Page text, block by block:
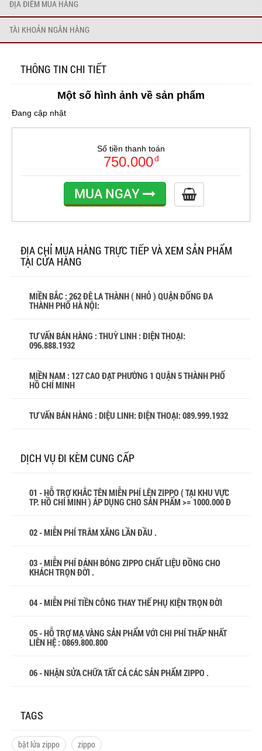
ĐỊA ĐIỂM MUA HÀNG
TÀI KHOẢN NGÂN HÀNG
THÔNG TIN CHI TIẾT
Một số hình ảnh về sản phẩm
Đang cập nhật
Số tiền thanh toán
750.000đ
MUA NGAY
ĐỊA CHỈ MUA HÀNG TRỰC TIẾP VÀ XEM SẢN PHẨM
TẠI CỬA HÀNG
MIỀN BẮC : 262 ĐÊ LA THÀNH ( NHỎ ) QUẬN ĐỐNG ĐA
THÀNH PHỐ HÀ NỘI:
TƯ VẤN BÁN HÀNG : THUỲ LINH : ĐIỆN THOẠI:
096.888.1932
MIỀN NAM : 127 CAO ĐẠT PHƯỜNG 1 QUẬN 5 THÀNH PHỐ
HỒ CHÍ MINH
TƯ VẤN BÁN HÀNG : DIỆU LINH: ĐIỆN THOẠI: 089.999.1932
DỊCH VỤ ĐI KÈM CUNG CẤP
01 - HỖ TRỢ KHẮC TÊN MIỄN PHÍ LÊN ZIPPO ( TẠI KHU VỰC
TP. HỒ CHÍ MINH ) ÁP DỤNG CHO SẢN PHẨM >= 1000.000 Đ
02 - MIỄN PHÍ TRÂM XĂNG LẦN ĐẦU .
03 - MIỄN PHÍ ĐÁNH BÓNG ZIPPO CHẤT LIỆU ĐỒNG CHO
KHÁCH TRỌN ĐỜI .
04 - MIỄN PHÍ TIỀN CÔNG THAY THẾ PHỤ KIỆN TRỌN ĐỜI
05 - HỖ TRỢ MẠ VÀNG SẢN PHẨM VỚI CHI PHÍ THẤP NHẤT
LIÊN HỆ : 0869.800.800
06 - NHẬN SỬA CHỮA TẤT CẢ CÁC SẢN PHẨM ZIPPO .
TAGS
bật lửa zippo zippo